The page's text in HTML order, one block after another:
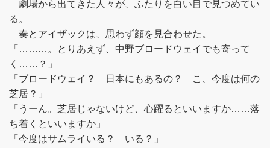
劇場から出てきた人々が、ふたりを白い目で見つめてい
る。
奏とアイザックは、思わず顔を見合わせた。
「………。とりあえず、中野ブロードウェイでも寄って
く……？」
「ブロードウェイ？ 日本にもあるの？ こ、今度は何の
芝居？」
「うーん。芝居じゃないけど、心躍るといいますか……落
ち着くといいますか」
「今度はサムライいる？ いる？」